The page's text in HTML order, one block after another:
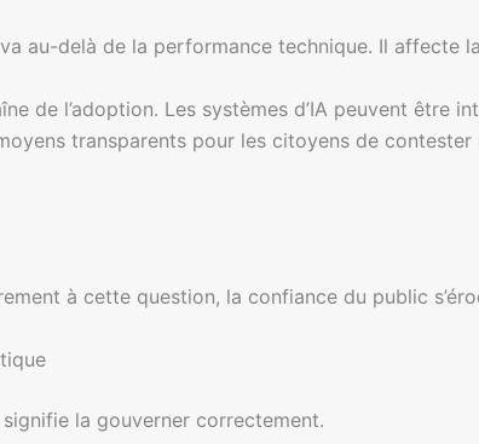
au-delà de la performance technique. Il affecte
de l’adoption. Les systèmes d’IA peuvent être
transparents pour les citoyens de
à cette question, la confiance du public
signifie la gouverner correctement.